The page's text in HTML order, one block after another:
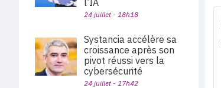
l’IA
24 juillet - 18h18
Systancia accélère sa
croissance après son
pivot réussi vers la
cybersécurité
24 juillet - 17h42